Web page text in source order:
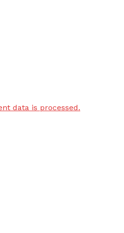
data is processed.